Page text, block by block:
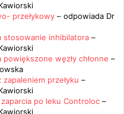
przełykowy – odpowiada Dr
stosowanie inhibilatora –
węzły chłonne –
przełyku –
po leku Controloc –